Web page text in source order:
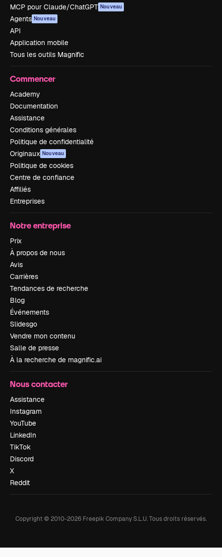
MCP pour Claude/ChatGPT Nouveau
Agents Nouveau
API
Application mobile
Tous les outils Magnific
Commencer
Academy
Documentation
Assistance
Conditions générales
Politique de confidentialité
Originaux Nouveau
Politique de cookies
Centre de confiance
Affiliés
Entreprises
Notre entreprise
Prix
À propos de nous
Avis
Carrières
Tendances de recherche
Blog
Événements
Slidesgo
Vendre mon contenu
Salle de presse
À la recherche de magnific.ai
Nous contacter
Assistance
Instagram
YouTube
LinkedIn
TikTok
Discord
X
Reddit
Copyright © 2010-2026 Freepik Company S.L.U.Tous droits réservés.